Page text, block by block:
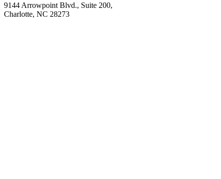
9144 Arrowpoint Blvd., Suite 200,
Charlotte, NC 28273